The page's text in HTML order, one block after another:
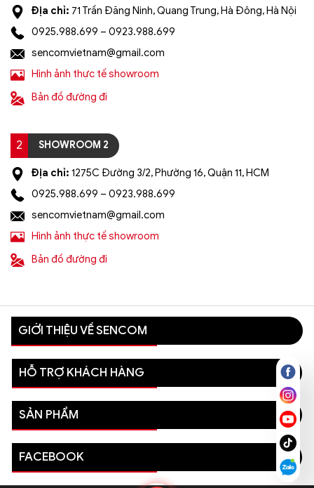
Địa chỉ: 71 Trần Đăng Ninh, Quang Trung, Hà Đông, Hà Nội
0925.988.699 – 0923.988.699
sencomvietnam@gmail.com
Hình ảnh thực tế showroom
Bản đồ đường đi
2 SHOWROOM 2
Địa chỉ: 1275C Đường 3/2, Phường 16, Quận 11, HCM
0925.988.699 – 0923.988.699
sencomvietnam@gmail.com
Hình ảnh thực tế showroom
Bản đồ đường đi
GIỚI THIỆU VỀ SENCOM
HỖ TRỢ KHÁCH HÀNG
SẢN PHẨM
FACEBOOK